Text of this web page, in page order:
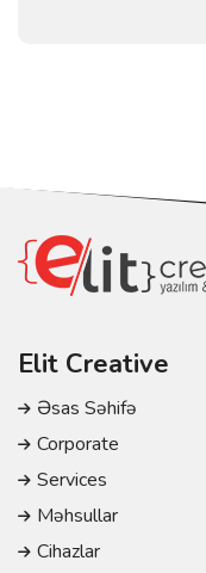
Elit Creative
Əsas Səhifə
Corporate
Services
Məhsullar
Cihazlar